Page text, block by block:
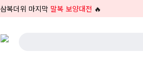
삼복더위 마지막 말복 보양대전 🔥